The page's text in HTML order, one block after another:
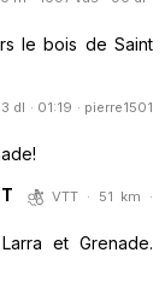
le bois de Saint
dl · 01:19 · pierre1501
VTT · 51 km ·
et Grenade.